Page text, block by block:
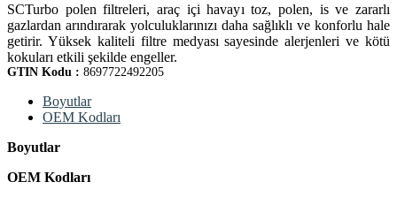
SCTurbo polen filtreleri, araç içi havayı toz, polen, is ve zararlı
gazlardan arındırarak yolculuklarınızı daha sağlıklı ve konforlu hale
getirir. Yüksek kaliteli filtre medyası sayesinde alerjenleri ve kötü
kokuları etkili şekilde engeller.
GTIN Kodu : 8697722492205
Boyutlar
OEM Kodları
Boyutlar
OEM Kodları